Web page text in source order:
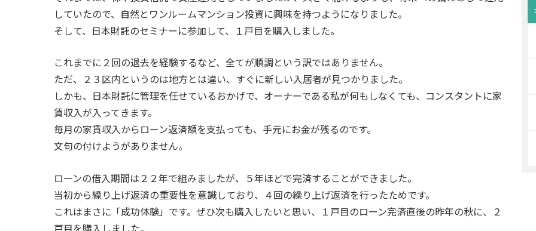
していたので、自然とワンルームマンション投資に興味を持つようになりました。
そして、日本財託のセミナーに参加して、１戸目を購入しました。
これまでに２回の退去を経験するなど、全てが順調という訳ではありません。
ただ、２３区内というのは地方とは違い、すぐに新しい入居者が見つかりました。
しかも、日本財託に管理を任せているおかげで、オーナーである私が何もしなくても、コンスタントに家
賃収入が入ってきます。
毎月の家賃収入からローン返済額を支払っても、手元にお金が残るのです。
文句の付けようがありません。
ローンの借入期間は２２年で組みましたが、５年ほどで完済することができました。
当初から繰り上げ返済の重要性を意識しており、４回の繰り上げ返済を行ったためです。
これはまさに「成功体験」です。ぜひ次も購入したいと思い、１戸目のローン完済直後の昨年の秋に、２
戸目を購入しました。